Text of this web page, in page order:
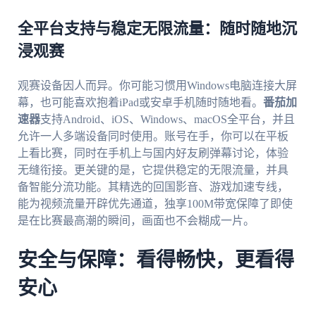
全平台支持与稳定无限流量：随时随地沉
浸观赛
观赛设备因人而异。你可能习惯用Windows电脑连接大屏
幕，也可能喜欢抱着iPad或安卓手机随时随地看。 番茄加
速器支持Android、iOS、Windows、macOS全平台，并且
允许一人多端设备同时使用。账号在手，你可以在平板
上看比赛，同时在手机上与国内好友刷弹幕讨论，体验
无缝衔接。更关键的是，它提供稳定的无限流量，并具
备智能分流功能。其精选的回国影音、游戏加速专线，
能为视频流量开辟优先通道，独享100M带宽保障了即使
是在比赛最高潮的瞬间，画面也不会糊成一片。
安全与保障：看得畅快，更看得
安心